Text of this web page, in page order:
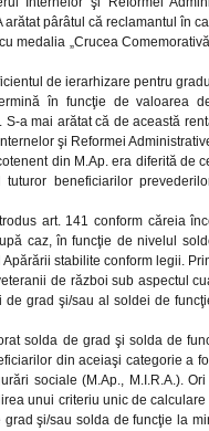
pârâtul că reclamantul în
medalia „Crucea
de ierarhizare pentru
în funcţie de valoarea
a mai arătat că de această
şi Reformei
din M.Ap. era diferită de
beneficiarilor
art. 141 conform căreia
caz, în funcţie de nivelul
stabilite conform legii.
de război sub aspectul
grad şi/sau al soldei de
solda de grad şi solda de
din aceiaşi categorie a
sociale (M.Ap., M.I.R.A.).
unui criteriu unic de
şi/sau solda de funcţie la